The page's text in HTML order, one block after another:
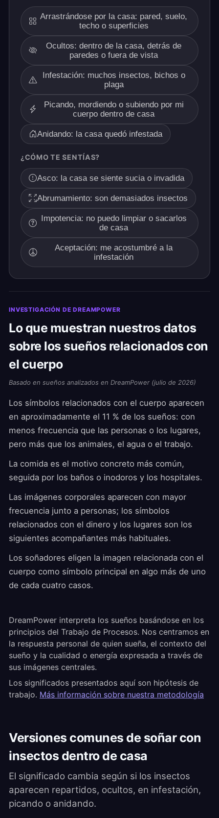
Arrastrándose por la casa: pared, suelo,
techo o superficies
Ocultos: dentro de la casa, detrás de
paredes o fuera de vista
Infestación: muchos insectos, bichos o
plaga
Picando, mordiendo o subiendo por mi
cuerpo dentro de casa
Anidando: la casa quedó infestada
¿CÓMO TE SENTÍAS?
Asco: la casa se siente sucia o invadida
Abrumamiento: son demasiados insectos
Impotencia: no puedo limpiar o sacarlos
de casa
Aceptación: me acostumbré a la
infestación
INVESTIGACIÓN DE DREAMPOWER
Lo que muestran nuestros datos
sobre los sueños relacionados con
el cuerpo
Basado en sueños analizados en DreamPower (julio de 2026)
Los símbolos relacionados con el cuerpo aparecen
en aproximadamente el 11 % de los sueños: con
menos frecuencia que las personas o los lugares,
pero más que los animales, el agua o el trabajo.
La comida es el motivo concreto más común,
seguida por los baños o inodoros y los hospitales.
Las imágenes corporales aparecen con mayor
frecuencia junto a personas; los símbolos
relacionados con el dinero y los lugares son los
siguientes acompañantes más habituales.
Los soñadores eligen la imagen relacionada con el
cuerpo como símbolo principal en algo más de uno
de cada cuatro casos.
DreamPower interpreta los sueños basándose en los
principios del Trabajo de Procesos. Nos centramos en
la respuesta personal de quien sueña, el contexto del
sueño y la cualidad o energía expresada a través de
sus imágenes centrales.
Los significados presentados aquí son hipótesis de
trabajo. Más información sobre nuestra metodología
Versiones comunes de soñar con
insectos dentro de casa
El significado cambia según si los insectos
aparecen repartidos, ocultos, en infestación,
picando o anidando.